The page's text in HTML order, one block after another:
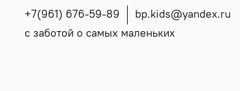
+7(961) 676-59-89
bp.kids@yandex.ru
с заботой о самых маленьких